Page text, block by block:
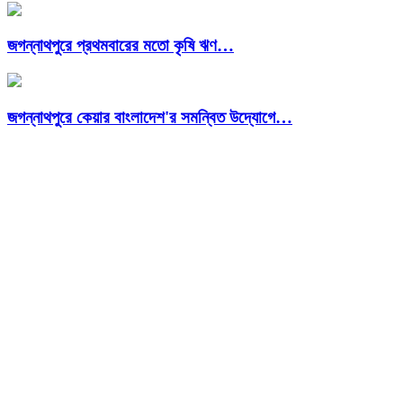
জগন্নাথপুরে প্রথমবারের মতো কৃষি ঋণ…
জগন্নাথপুরে কেয়ার বাংলাদেশ'র সমন্বিত উদ্যোগে…